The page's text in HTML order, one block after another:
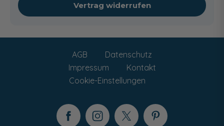
Vertrag widerrufen
AGB
Datenschutz
Impressum
Kontakt
Cookie-Einstellungen